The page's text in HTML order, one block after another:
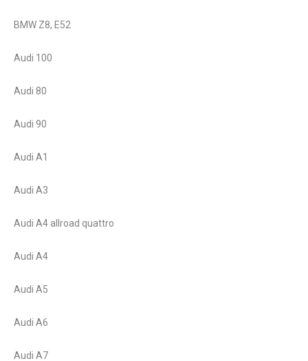
BMW Z8, E52
Audi 100
Audi 80
Audi 90
Audi A1
Audi A3
Audi A4 allroad quattro
Audi A4
Audi A5
Audi A6
Audi A7